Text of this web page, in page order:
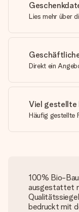
Lies mehr über
Direkt ein
Viel gestellte
Häufig gestellte
100% Bio-
ausgestattet
Qualitätssiegel
bedruckt mit